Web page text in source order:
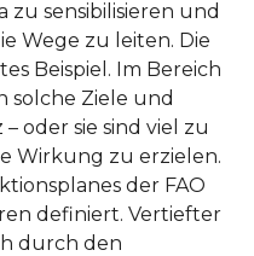
sensibilisieren und
Wege zu leiten. Die
Beispiel. Im Bereich
solche Ziele und
oder sie sind viel zu
Wirkung zu erzielen.
der FAO
definiert. Vertiefter
durch den